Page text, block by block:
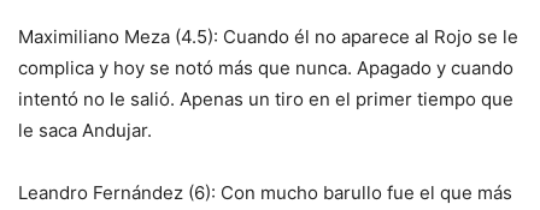
Maximiliano Meza (4.5): Cuando él no aparece al Rojo se le
complica y hoy se notó más que nunca. Apagado y cuando
intentó no le salió. Apenas un tiro en el primer tiempo que
le saca Andujar.
Leandro Fernández (6): Con mucho barullo fue el que más